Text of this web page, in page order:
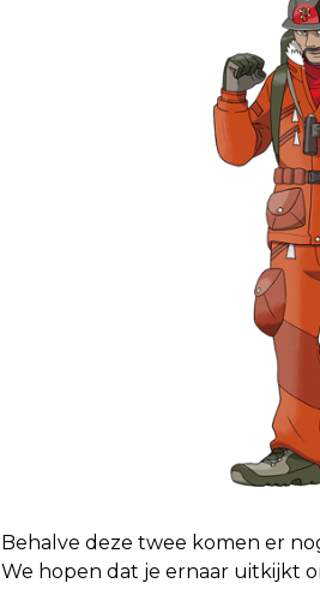
Behalve deze twee komen er
We hopen dat je ernaar uitkijkt